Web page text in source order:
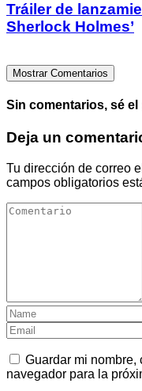
Tráiler de
Sherlock Holmes’
Mostrar Comentarios
Sin comentarios, sé
Deja un
Tu dirección de correo
campos obligatorios
Guardar mi nombre,
navegador para la